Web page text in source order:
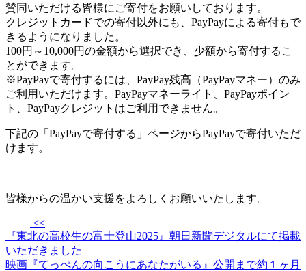
賛同いただける皆様にご寄付をお願いしております。
クレジットカードでの寄付以外にも、PayPayによる寄付もで
きるようになりました。
100円～10,000円の金額から選択でき、少額から寄付するこ
とができます。
※PayPayで寄付するには、PayPay残高（PayPayマネー）のみ
ご利用いただけます。PayPayマネーライト、PayPayポイン
ト、PayPayクレジットはご利用できません。
下記の「PayPayで寄付する」ページからPayPayで寄付いただ
けます。
皆様からの温かい支援をよろしくお願いいたします。
<<
『東北の高校生の富士登山2025』朝日新聞デジタルにて掲載
いただきました
映画『てっぺんの向こうにあなたがいる』公開まで約１ヶ月